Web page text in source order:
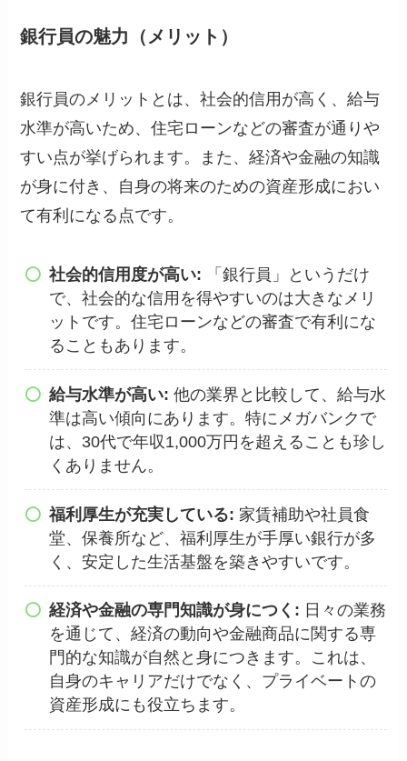
銀行員の魅力（メリット）
銀行員のメリットとは、社会的信用が高く、給与
水準が高いため、住宅ローンなどの審査が通りや
すい点が挙げられます。また、経済や金融の知識
が身に付き、自身の将来のための資産形成におい
て有利になる点です。
社会的信用度が高い: 「銀行員」というだけ
で、社会的な信用を得やすいのは大きなメリ
ットです。住宅ローンなどの審査で有利にな
ることもあります。
給与水準が高い: 他の業界と比較して、給与水
準は高い傾向にあります。特にメガバンクで
は、30代で年収1,000万円を超えることも珍し
くありません。
福利厚生が充実している: 家賃補助や社員食
堂、保養所など、福利厚生が手厚い銀行が多
く、安定した生活基盤を築きやすいです。
経済や金融の専門知識が身につく: 日々の業務
を通じて、経済の動向や金融商品に関する専
門的な知識が自然と身につきます。これは、
自身のキャリアだけでなく、プライベートの
資産形成にも役立ちます。